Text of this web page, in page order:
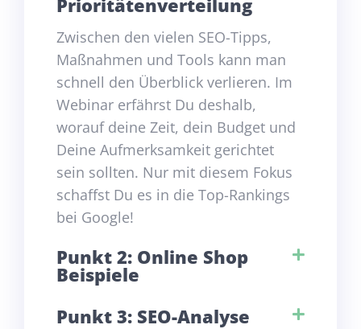
Prioritätenverteilung
Zwischen den vielen SEO-Tipps,
Maßnahmen und Tools kann man
schnell den Überblick verlieren. Im
Webinar erfährst Du deshalb,
worauf deine Zeit, dein Budget und
Deine Aufmerksamkeit gerichtet
sein sollten. Nur mit diesem Fokus
schaffst Du es in die Top-Rankings
bei Google!
Punkt 2: Online Shop
Beispiele
Punkt 3: SEO-Analyse